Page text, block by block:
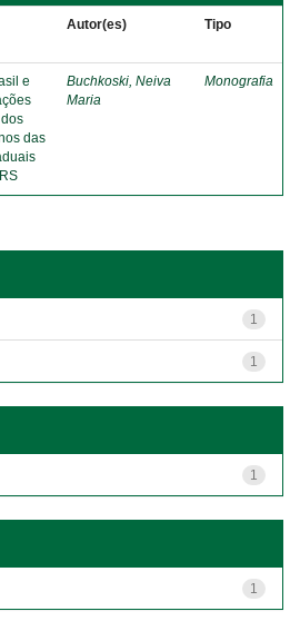
Autor(es) Tipo
e
das
Buchkoski, Neiva
Maria
Monografia
1
1
1
1